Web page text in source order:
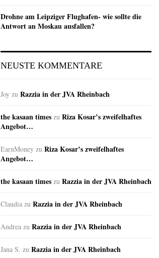
Drohne am Leipziger Flughafen- wie sollte die
Antwort an Moskau ausfallen?
NEUSTE KOMMENTARE
Joy zu Razzia in der JVA Rheinbach
the kasaan times zu Riza Kosar’s zweifelhaftes
Angebot…
EarnMoney zu Riza Kosar’s zweifelhaftes
Angebot…
the kasaan times zu Razzia in der JVA Rheinbach
Claudia zu Razzia in der JVA Rheinbach
Andrea zu Razzia in der JVA Rheinbach
Jana S. zu Razzia in der JVA Rheinbach